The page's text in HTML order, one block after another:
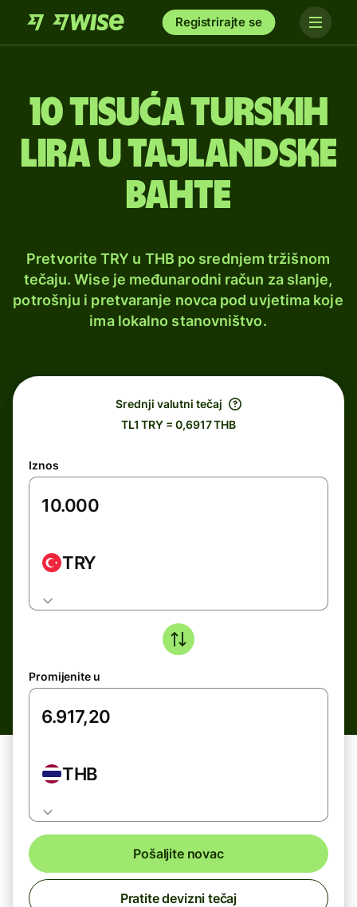
Registrirajte se
10 tisuća turskih
lira u tajlandske
bahte
Pretvorite TRY u THB po srednjem tržišnom
tečaju. Wise je međunarodni račun za slanje,
potrošnju i pretvaranje novca pod uvjetima koje
ima lokalno stanovništvo.
Srednji valutni tečaj
TL1 TRY = 0,6917 THB
Iznos
TRY
Promijenite u
THB
Pošaljite novac
Pratite devizni tečaj